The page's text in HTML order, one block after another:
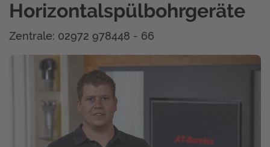
Horizontalspülbohrgeräte
Zentrale: 02972 978448 - 66